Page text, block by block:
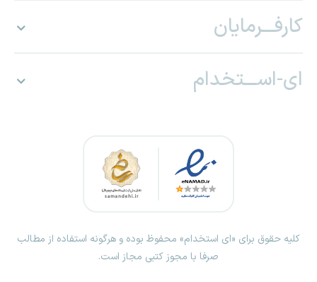
کارفـــرمایان
ای-اســـتخدام
کلیه حقوق برای «ای استخدام» محفوظ بوده و هرگونه استفاده از مطالب
صرفا با مجوز کتبی مجاز است.